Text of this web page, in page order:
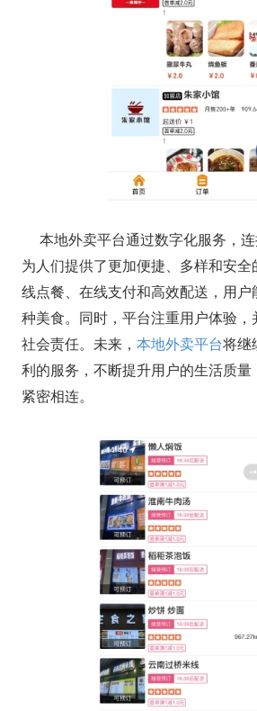
本地外卖平台通过数字化服务，连
为人们提供了更加便捷、多样和安全
线点餐、在线支付和高效配送，用户
种美食。同时，平台注重用户体验，
社会责任。未来， 本地外卖平台将继
利的服务，不断提升用户的生活质量
紧密相连。